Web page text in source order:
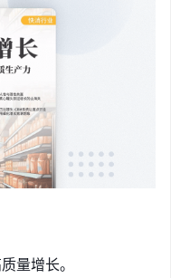
量增长。